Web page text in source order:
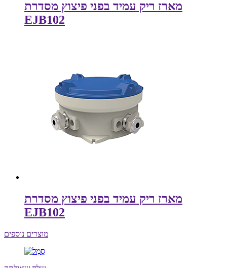
מארז ריק עמיד בפני פיצוץ מסדרת
EJB102
מארז ריק עמיד בפני פיצוץ מסדרת
EJB102
מוצרים נוספים